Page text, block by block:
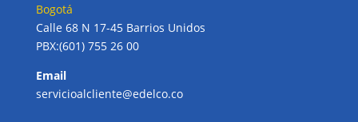
Bogotá
Calle 68 N 17-45 Barrios Unidos
PBX:(601) 755 26 00
Email
servicioalcliente@edelco.co